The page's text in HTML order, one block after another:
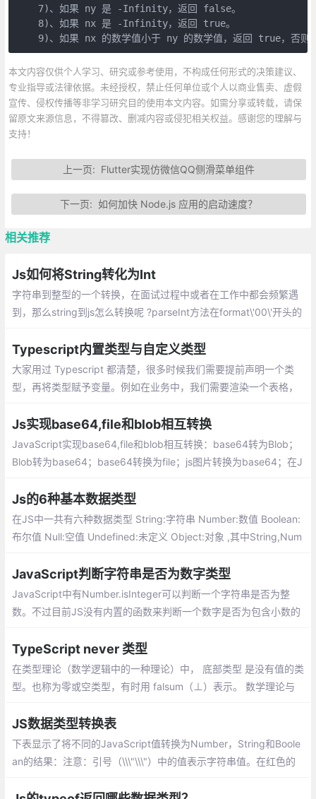
    7)、如果 ny 是 -Infinity，返回 false。
    8)、如果 nx 是 -Infinity，返回 true。
9)、如果 nx 的数学值小于 ny 的数学值，返回 true，否则
本文内容仅供个人学习、研究或参考使用，不构成任何形式的决策建议、
专业指导或法律依据。未经授权，禁止任何单位或个人以商业售卖、虚假
宣传、侵权传播等非学习研究目的使用本文内容。如需分享或转载，请保
留原文来源信息，不得篡改、删减内容或侵犯相关权益。感谢您的理解与
支持！
上一页: Flutter实现仿微信QQ侧滑菜单组件
下一页: 如何加快 Node.js 应用的启动速度？
相关推荐
Js如何将String转化为Int
字符串到整型的一个转换，在面试过程中或者在工作中都会频繁遇
到，那么string到js怎么转换呢 ?parseInt方法在format\'00\'开头的
Typescript内置类型与自定义类型
大家用过 Typescript 都清楚，很多时候我们需要提前声明一个类
型，再将类型赋予变量。例如在业务中，我们需要渲染一个表格，
Js实现base64,file和blob相互转换
JavaScript实现base64,file和blob相互转换：base64转为Blob；
Blob转为base64；base64转换为file；js图片转换为base64；在J
Js的6种基本数据类型
在JS中一共有六种数据类型 String:字符串 Number:数值 Boolean:
布尔值 Null:空值 Undefined:未定义 Object:对象 ,其中String,Num
数据类型
JavaScript判断字符串是否为数字类型
JavaScript中有Number.isInteger可以判断一个字符串是否为整
数。不过目前JS没有内置的函数来判断一个数字是否为包含小数的
TypeScript never 类型
在类型理论（数学逻辑中的一种理论）中， 底部类型 是没有值的类
型。也称为零或空类型，有时用 falsum（⊥）表示。 数学理论与
应用场景。
JS数据类型转换表
下表显示了将不同的JavaScript值转换为Number，String和Boole
an的结果：注意：引号（\\\"\\\"）中的值表示字符串值。在红色的